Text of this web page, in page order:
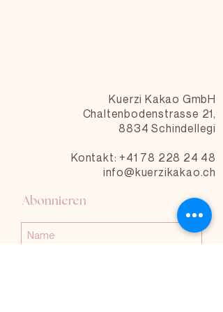
Kuerzi Kakao GmbH
Chaltenbodenstrasse 21,
8834 Schindellegi
Kontakt: +41 78 228 24 48
info@kuerzikakao.ch
Abonnieren